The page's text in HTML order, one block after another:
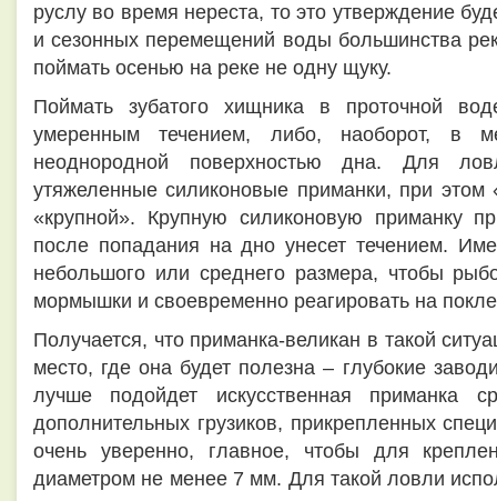
руслу во время нереста, то это утверждение
и сезонных перемещений воды большинства
поймать осенью на реке не одну щуку.
Поймать зубатого хищника в проточной
умеренным течением, либо, наоборот, в
неоднородной поверхностью дна. Для
утяжеленные силиконовые приманки, при этом
«крупной». Крупную силиконовую приманку
после попадания на дно унесет течением.
небольшого или среднего размера, чтобы
мормышки и своевременно реагировать на
Получается, что приманка-великан в такой
место, где она будет полезна – глубокие
лучше подойдет искусственная приманка
дополнительных грузиков, прикрепленных
очень уверенно, главное, чтобы для
диаметром не менее 7 мм. Для такой ловли